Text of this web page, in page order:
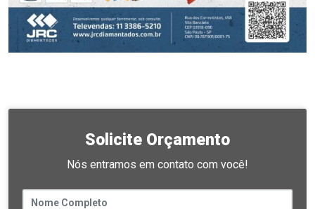
Solicite Orçamento
Nós entramos em contato com você!